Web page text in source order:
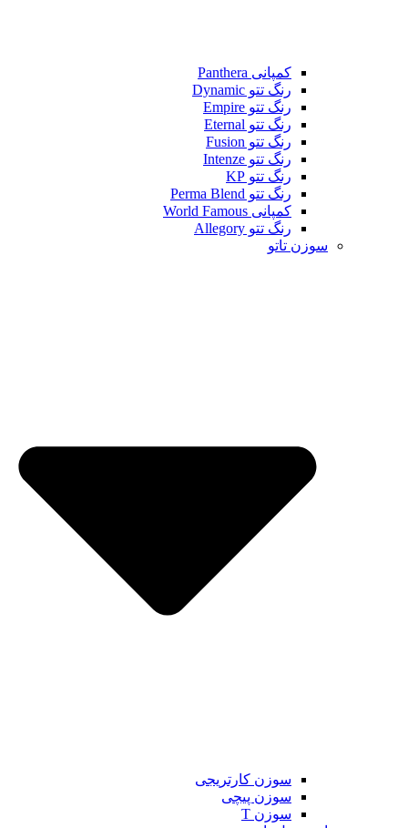
کمپانی Panthera
رنگ تتو Dynamic
رنگ تتو Empire
رنگ تتو Eternal
رنگ تتو Fusion
رنگ تتو Intenze
رنگ تتو KP
رنگ تتو Perma Blend
کمپانی World Famous
رنگ تتو Allegory
سوزن تاتو
سوزن کارتریجی
سوزن پیچی
سوزن T